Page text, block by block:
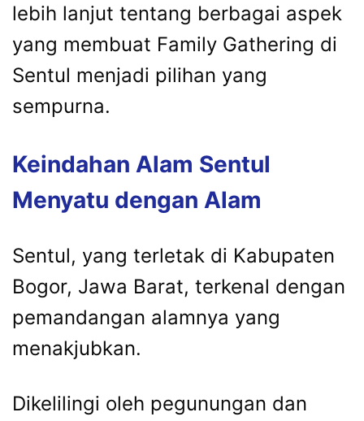
lebih lanjut tentang berbagai aspek
yang membuat Family Gathering di
Sentul menjadi pilihan yang
sempurna.
Keindahan Alam Sentul
Menyatu dengan Alam
Sentul, yang terletak di Kabupaten
Bogor, Jawa Barat, terkenal dengan
pemandangan alamnya yang
menakjubkan.
Dikelilingi oleh pegunungan dan